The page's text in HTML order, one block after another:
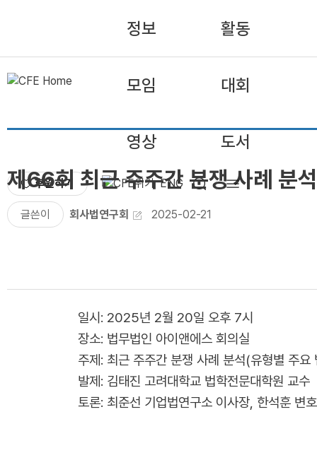
정보 활동
모임 대회
영상 도서
후원하기 ENG
제66회 최근 주주간 분쟁 사례 분석
글쓴이 회사법연구회 2025-02-21
일시: 2025년 2월 20일 오후 7시
장소: 법무법인 아이앤에스 회의실
주제: 최근 주주간 분쟁 사례 분석(유형별 주요
발제: 김태진 고려대학교 법학전문대학원 교수
토론: 최준선 기업법연구소 이사장, 한석훈 변